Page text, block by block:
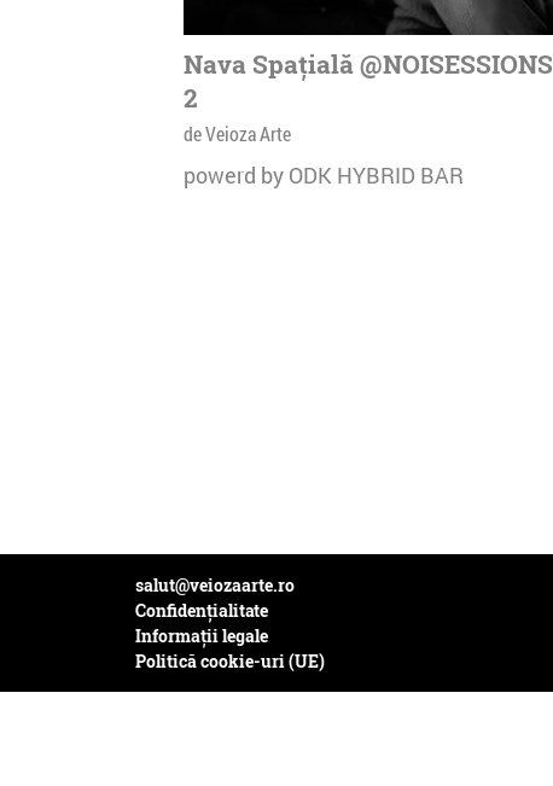
Nava Spațială @NOISESSIONS
2
de Veioza Arte
powerd by ODK HYBRID BAR
salut@veiozaarte.ro
Confidențialitate
Informații legale
Politică cookie-uri (UE)